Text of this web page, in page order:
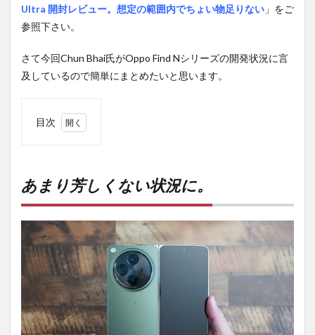
Ultra 開封レビュー。想定の範囲内でちょい物足りない 」をご
参照下さい。
さて今回Chun Bhai氏がOppo Find Nシリーズの開発状況に言
及しているので簡単にまとめたいと思います。
目次
しく
ない
状況
2
PR)
購入
ち時
間・
手数
料不
あまり芳しくない状況に。